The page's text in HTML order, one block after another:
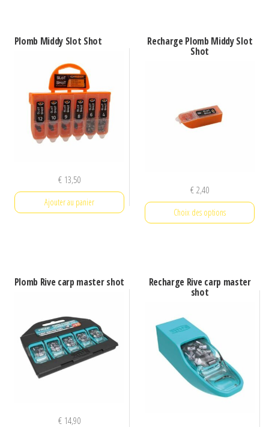
variations.
Les
options
peuvent
être
la
page
plusieurs
peuvent
la
page
du
Plomb Middy Slot Shot
€13,50
Ajouter au panier
Recharge Plomb Middy Slot
Shot
€2,40
Choix des options
plusieurs
Les
options
peuvent
être
choisies
Plomb Rive carp master shot
€14,90
Recharge Rive carp master
shot